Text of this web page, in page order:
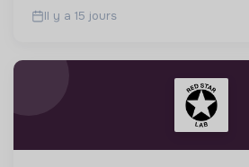
Il y a 15 jours